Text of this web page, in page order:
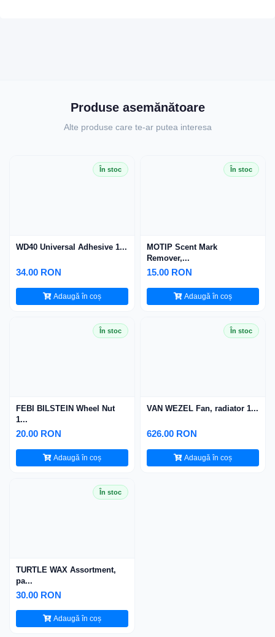
Produse asemănătoare
Alte produse care te-ar putea interesa
În stoc
WD40 Universal Adhesive 1...
34.00 RON
Adaugă în coș
În stoc
MOTIP Scent Mark
Remover,...
15.00 RON
Adaugă în coș
În stoc
FEBI BILSTEIN Wheel Nut
1...
20.00 RON
Adaugă în coș
În stoc
VAN WEZEL Fan, radiator 1...
626.00 RON
Adaugă în coș
În stoc
TURTLE WAX Assortment,
pa...
30.00 RON
Adaugă în coș